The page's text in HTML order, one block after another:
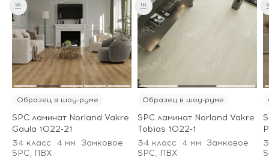
Образец в шоу-руме
SPC ламинат Norland Vakre
Gaula 1022-21
34 класс
4 мм
Замковое
SPC, ПВХ
Образец в шоу-руме
SPC ламинат Norland Vakre
Tobias 1022-1
34 класс
4 мм
Замковое
SPC, ПВХ